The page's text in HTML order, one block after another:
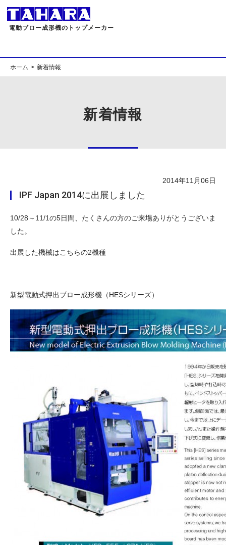
電動ブロー成形機のトップメーカー
ホーム 新着情報
新着情報
2014年11月06日
IPF Japan 2014に出展しました
10/28～11/1の5日間、たくさんの方のご来場ありがとうございま
した。
出展した機械はこちらの2機種
新型電動式押出ブロー成形機（HESシリーズ）